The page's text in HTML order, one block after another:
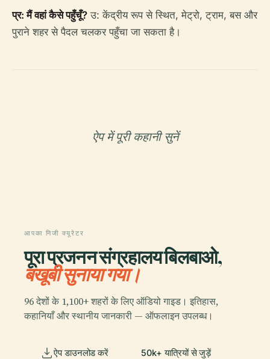
प्र: मैं वहां कैसे पहुँचूँ? उ: केंद्रीय रूप से स्थित, मेट्रो, ट्राम, बस और
पुराने शहर से पैदल चलकर पहुँचा जा सकता है।
ऐप में पूरी कहानी सुनें
आपका निजी क्यूरेटर
पूरा प्रजनन संग्रहालय बिलबाओ,
बखूबी सुनाया गया।
96 देशों के 1,100+ शहरों के लिए ऑडियो गाइड। इतिहास,
कहानियाँ और स्थानीय जानकारी — ऑफलाइन उपलब्ध।
ऐप डाउनलोड करें 50k+ यात्रियों से जुड़ें